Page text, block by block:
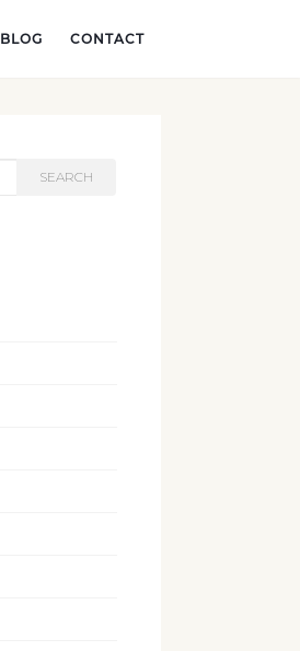
BLOG CONTACT
SEARCH